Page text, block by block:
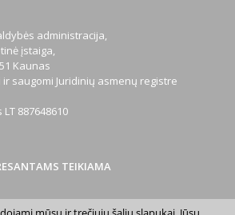
administracija,
įstaiga,
Kaunas
saugomi Juridinių asmenų registre
LT 887648610
TEIKIAMA